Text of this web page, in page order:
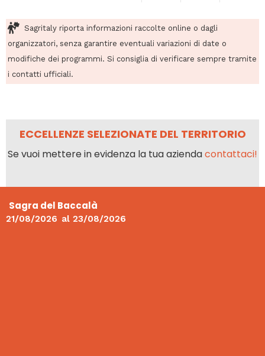
Sagritaly riporta informazioni raccolte online o dagli
organizzatori, senza garantire eventuali variazioni di date o
modifiche dei programmi. Si consiglia di verificare sempre tramite
i contatti ufficiali.
ECCELLENZE SELEZIONATE DEL TERRITORIO
Se vuoi mettere in evidenza la tua aziendacontattaci!
Sagra del Baccalà
21/08/2026 al 23/08/2026